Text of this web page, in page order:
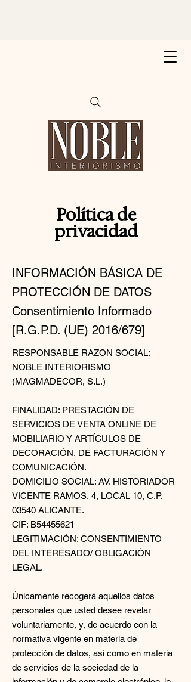
Política de
privacidad
INFORMACIÓN BÁSICA DE
PROTECCIÓN DE DATOS
Consentimiento Informado
[R.G.P.D. (UE) 2016/679]
RESPONSABLE RAZON SOCIAL:
NOBLE INTERIORISMO
(MAGMADECOR, S.L.)
FINALIDAD: PRESTACIÓN DE
SERVICIOS DE VENTA ONLINE DE
MOBILIARIO Y ARTÍCULOS DE
DECORACIÓN, DE FACTURACIÓN Y
COMUNICACIÓN.
DOMICILIO SOCIAL: AV. HISTORIADOR
VICENTE RAMOS, 4, LOCAL 10, C.P.
03540 ALICANTE.
CIF: B54455621
LEGITIMACIÓN: CONSENTIMIENTO
DEL INTERESADO/ OBLIGACIÓN
LEGAL.
Únicamente recogerá aquellos datos
personales que usted desee revelar
voluntariamente, y, de acuerdo con la
normativa vigente en materia de
protección de datos, así como en materia
de servicios de la sociedad de la